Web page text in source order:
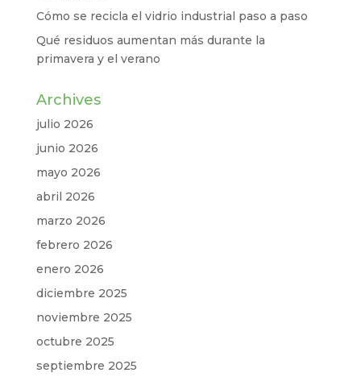
Cómo se recicla el vidrio industrial paso a paso
Qué residuos aumentan más durante la
primavera y el verano
Archives
julio 2026
junio 2026
mayo 2026
abril 2026
marzo 2026
febrero 2026
enero 2026
diciembre 2025
noviembre 2025
octubre 2025
septiembre 2025